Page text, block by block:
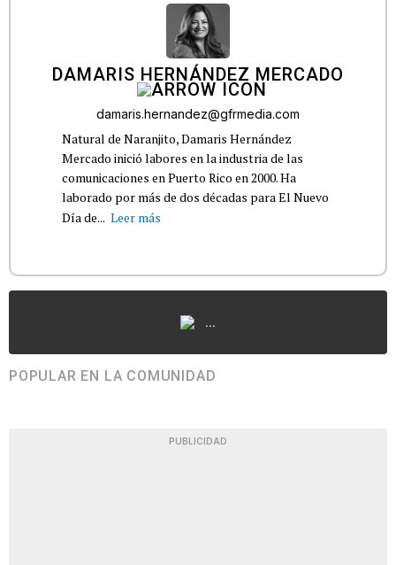
DAMARIS HERNÁNDEZ MERCADO
damaris.hernandez@gfrmedia.com
Natural de Naranjito, Damaris Hernández
Mercado inició labores en la industria de las
comunicaciones en Puerto Rico en 2000. Ha
laborado por más de dos décadas para El Nuevo
Día de... Leer más
...
POPULAR EN LA COMUNIDAD
PUBLICIDAD